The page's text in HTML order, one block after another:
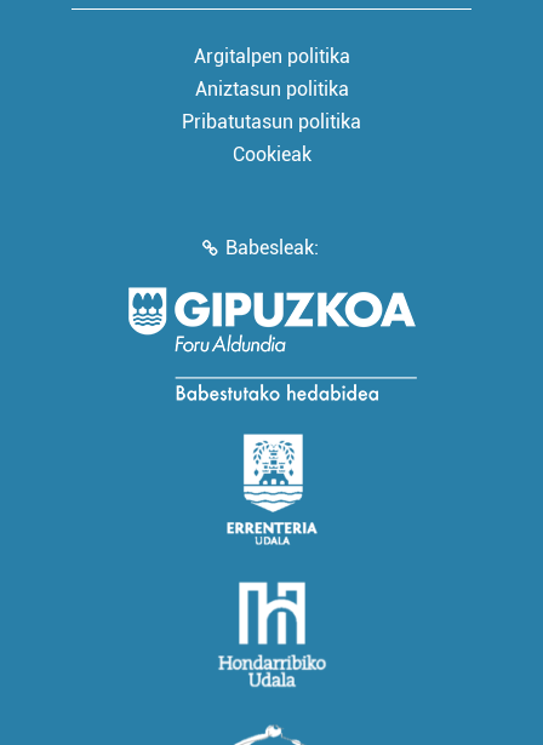
Argitalpen politika
Aniztasun politika
Pribatutasun politika
Cookieak
Babesleak: